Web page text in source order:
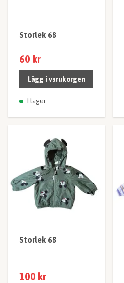
Storlek 68
60 kr
Lägg i varukorgen
I lager
Storlek 68
100 kr